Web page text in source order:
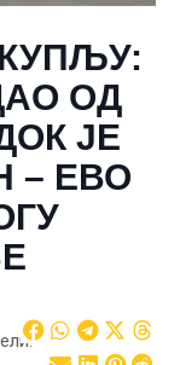
ОД
ЈЕ
– ЕВО